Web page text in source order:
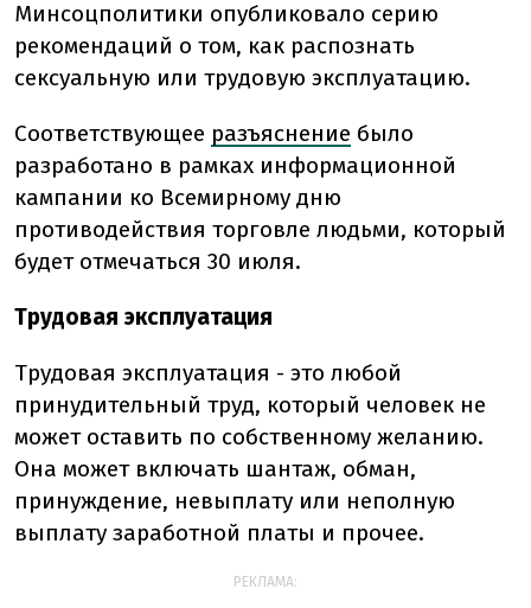
Минсоцполитики опубликовало серию
рекомендаций о том, как распознать
сексуальную или трудовую эксплуатацию.
Соответствующее разъяснение было
разработано в рамках информационной
кампании ко Всемирному дню
противодействия торговле людьми, который
будет отмечаться 30 июля.
Трудовая эксплуатация
Трудовая эксплуатация - это любой
принудительный труд, который человек не
может оставить по собственному желанию.
Она может включать шантаж, обман,
принуждение, невыплату или неполную
выплату заработной платы и прочее.
РЕКЛАМА: